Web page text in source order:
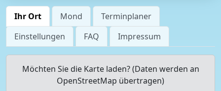
Ihr Ort Mond
Terminplaner
Einstellungen
FAQ Impressum
Möchten Sie die Karte laden? (Daten werden an
OpenStreetMap übertragen)